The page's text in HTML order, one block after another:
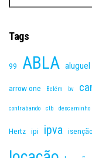
Tags
99 ABLA aluguel
arrow one Belém bv
contrabando ctb descaminho
Hertz ipi ipva isenção